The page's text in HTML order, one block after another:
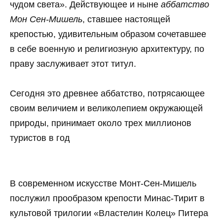
чудом света». Действующее и ныне аббатство
Мон Сен-Мишель, ставшее настоящей
крепостью, удивительным образом сочетавшее
в себе военную и религиозную архитектуру, по
праву заслуживает этот титул.
Сегодня это древнее аббатство, потрясающее
своим величием и великолепием окружающей
природы, принимает около трех миллионов
туристов в год
В современном искусстве Монт-Сен-Мишель
послужил прообразом крепости Минас-Тирит в
культовой трилогии «Властелин Колец» Питера